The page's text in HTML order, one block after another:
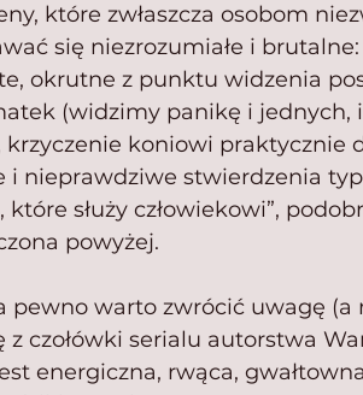
które zwłaszcza osobom
się niezrozumiałe i
okrutne z punktu widzenia
(widzimy panikę i jednych,
koniowi praktycznie
nieprawdziwe stwierdzenia
służy człowiekowi”,
powyżej.
pewno warto zwrócić uwagę (a
czołówki serialu autorstwa
energiczna, rwąca,